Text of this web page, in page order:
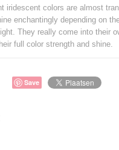
iridescent colors are almost
enchantingly depending on
They really come into their
full color strength and shine.
Save